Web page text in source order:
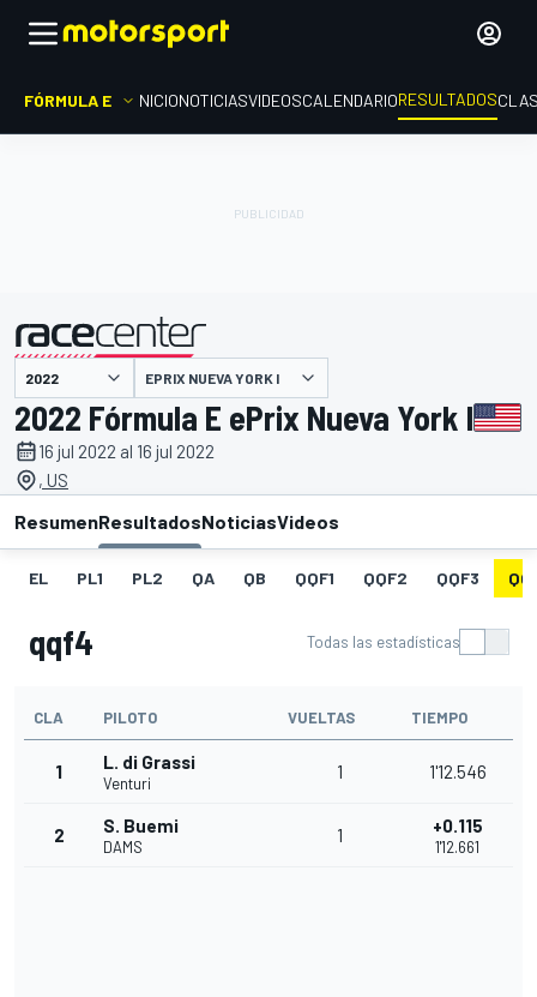
FÓRMULA E INICIONOTICIASVIDEOSCALENDARIORESULTADOS
presentado por EPRIX NUEVA YORK I
2022 Fórmula E ePrix Nueva York I
16 jul 2022 al 16 jul 2022
, US
ResumenResultadosNoticiasVideos
EL PL1 PL2 QA QB QQF1 QQF2 QQF3
qqf4 Todas las estadísticas
CLA PILOTO VUELTAS TIEMPO
1 L. di Grassi
Venturi
1 1'12.546
2 S. Buemi
DAMS
1 +0.115
1'12.661